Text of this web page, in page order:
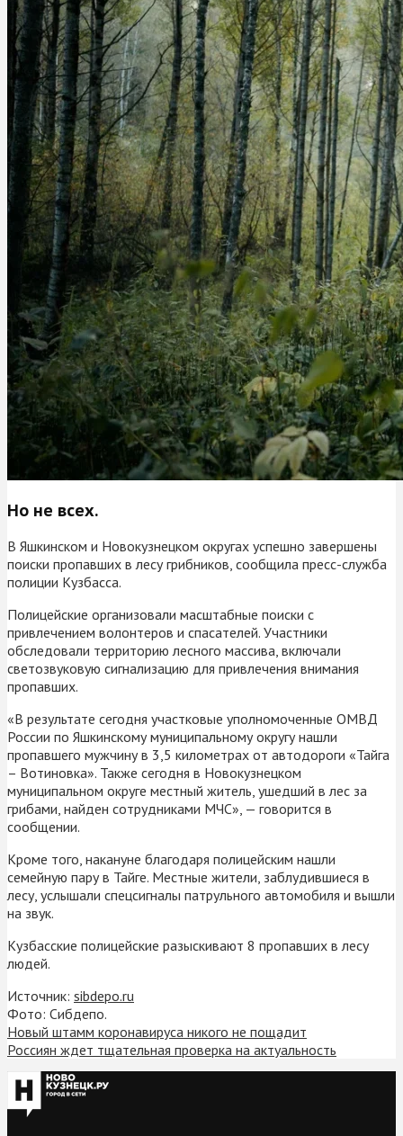
Но не всех.
В Яшкинском и Новокузнецком округах успешно завершены
поиски пропавших в лесу грибников, сообщила пресс-служба
полиции Кузбасса.
Полицейские организовали масштабные поиски с
привлечением волонтеров и спасателей. Участники
обследовали территорию лесного массива, включали
светозвуковую сигнализацию для привлечения внимания
пропавших.
«В результате сегодня участковые уполномоченные ОМВД
России по Яшкинскому муниципальному округу нашли
пропавшего мужчину в 3,5 километрах от автодороги «Тайга
– Вотиновка». Также сегодня в Новокузнецком
муниципальном округе местный житель, ушедший в лес за
грибами, найден сотрудниками МЧС», — говорится в
сообщении.
Кроме того, накануне благодаря полицейским нашли
семейную пару в Тайге. Местные жители, заблудившиеся в
лесу, услышали спецсигналы патрульного автомобиля и вышли
на звук.
Кузбасские полицейские разыскивают 8 пропавших в лесу
людей.
Источник: sibdepo.ru
Фото: Сибдепо.
Новый штамм коронавируса никого не пощадит
Россиян ждет тщательная проверка на актуальность